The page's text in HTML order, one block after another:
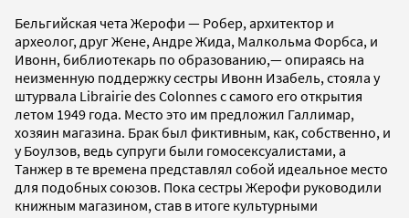
Бельгийская чета Жерофи — Робер, архитектор и
археолог, друг Жене, Андре Жида, Малкольма Форбса, и
Ивонн, библиотекарь по образованию,— опираясь на
неизменную поддержку сестры Ивонн Изабель, стояла у
штурвала Librairie des Colonnes с самого его открытия
летом 1949 года. Место это им предложил Галлимар,
хозяин магазина. Брак был фиктивным, как, собственно, и
у Боулзов, ведь супруги были гомосексуалистами, а
Танжер в те времена представлял собой идеальное место
для подобных союзов. Пока сестры Жерофи руководили
книжным магазином, став в итоге культурными